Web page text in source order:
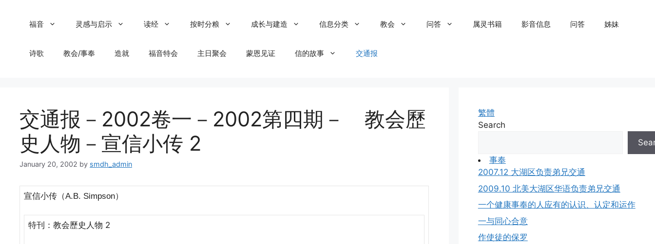
福音 灵感与启示 读经 按时分粮 成长与建造 信息分类 教会 问答 属灵书籍 影音信息 问答 姊妹
诗歌 教会/事奉 造就 福音特会 主日聚会 蒙恩见证 信的故事 交通报
交通报－2002卷一－2002第四期－ 教会歷
史人物－宣信小传 2
January 20, 2002 by smdh_admin
宣信小传（A.B. Simpson）
特刊：教会歷史人物 2
繁體
Search
事奉
2007.12 大湖区负责弟兄交通
2009.10 北美大湖区华语负责弟兄交通
一个健康事奉的人应有的认识、认定和运作
一与同心合意
作使徒的保罗